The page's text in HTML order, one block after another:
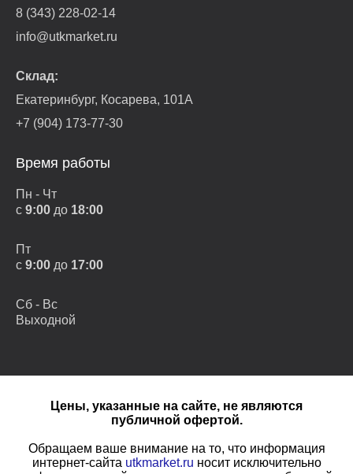
8 (343) 228-02-14
info@utkmarket.ru
Склад:
Екатеринбург, Косарева, 101А
+7 (904) 173-77-30
Время работы
Пн - Чт
с 9:00 до 18:00
Пт
с 9:00 до 17:00
Сб - Вс
Выходной
Цены, указанные на сайте, не являются
публичной офертой.
Обращаем ваше внимание на то, что информация
интернет-сайта utkmarket.ru носит исключительно